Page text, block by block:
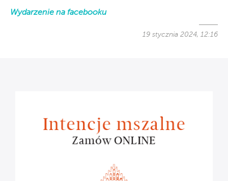
Wydarzenie na facebooku
19 stycznia 2024, 12:16